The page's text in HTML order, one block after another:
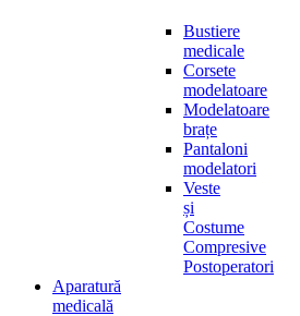
Bustiere
medicale
Corsete
modelatoare
Modelatoare
brațe
Pantaloni
modelatori
Veste
și
Costume
Compresive
Postoperatori
Aparatură
medicală